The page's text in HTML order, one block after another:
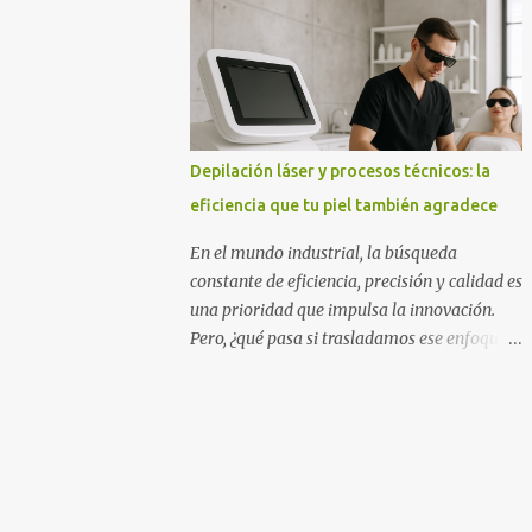
la página web de Aroacacia son: Mesas para
el jardín hechas de madera de acacia, bancos
de jardín, sillas, tumbonas de acacia,...
Depilación láser y procesos técnicos: la
eficiencia que tu piel también agradece
En el mundo industrial, la búsqueda
constante de eficiencia, precisión y calidad es
una prioridad que impulsa la innovación.
Pero, ¿qué pasa si trasladamos ese enfoque a